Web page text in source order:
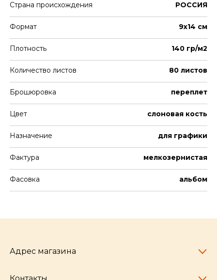
Страна происхождения РОССИЯ
Формат 9х14 см
Плотность 140 гр/м2
Количество листов 80 листов
Брошюровка переплет
Цвет слоновая кость
Назначение для графики
Фактура мелкозернистая
Фасовка альбом
Адрес магазина